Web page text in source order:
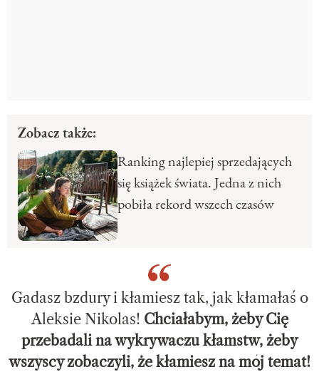
Zobacz także:
Ranking najlepiej sprzedających
się książek świata. Jedna z nich
pobiła rekord wszech czasów
Gadasz bzdury i kłamiesz tak, jak kłamałaś o
Aleksie Nikolas! Chciałabym, żeby Cię
przebadali na wykrywaczu kłamstw, żeby
wszyscy zobaczyli, że kłamiesz na mój temat!